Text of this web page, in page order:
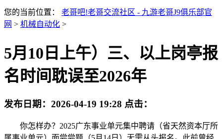
您的当前位置： 老哥吧!老哥交流社区 - 九游老哥J9俱乐部官
网 > 机械自动化 >
5月10日上午）三、以上岗亭报
名时间耽误至2026年
发布日期： 2026-04-19 19:28 点击：
你怎样办？2025广东事业单元集中聘请（省天然资本厅所